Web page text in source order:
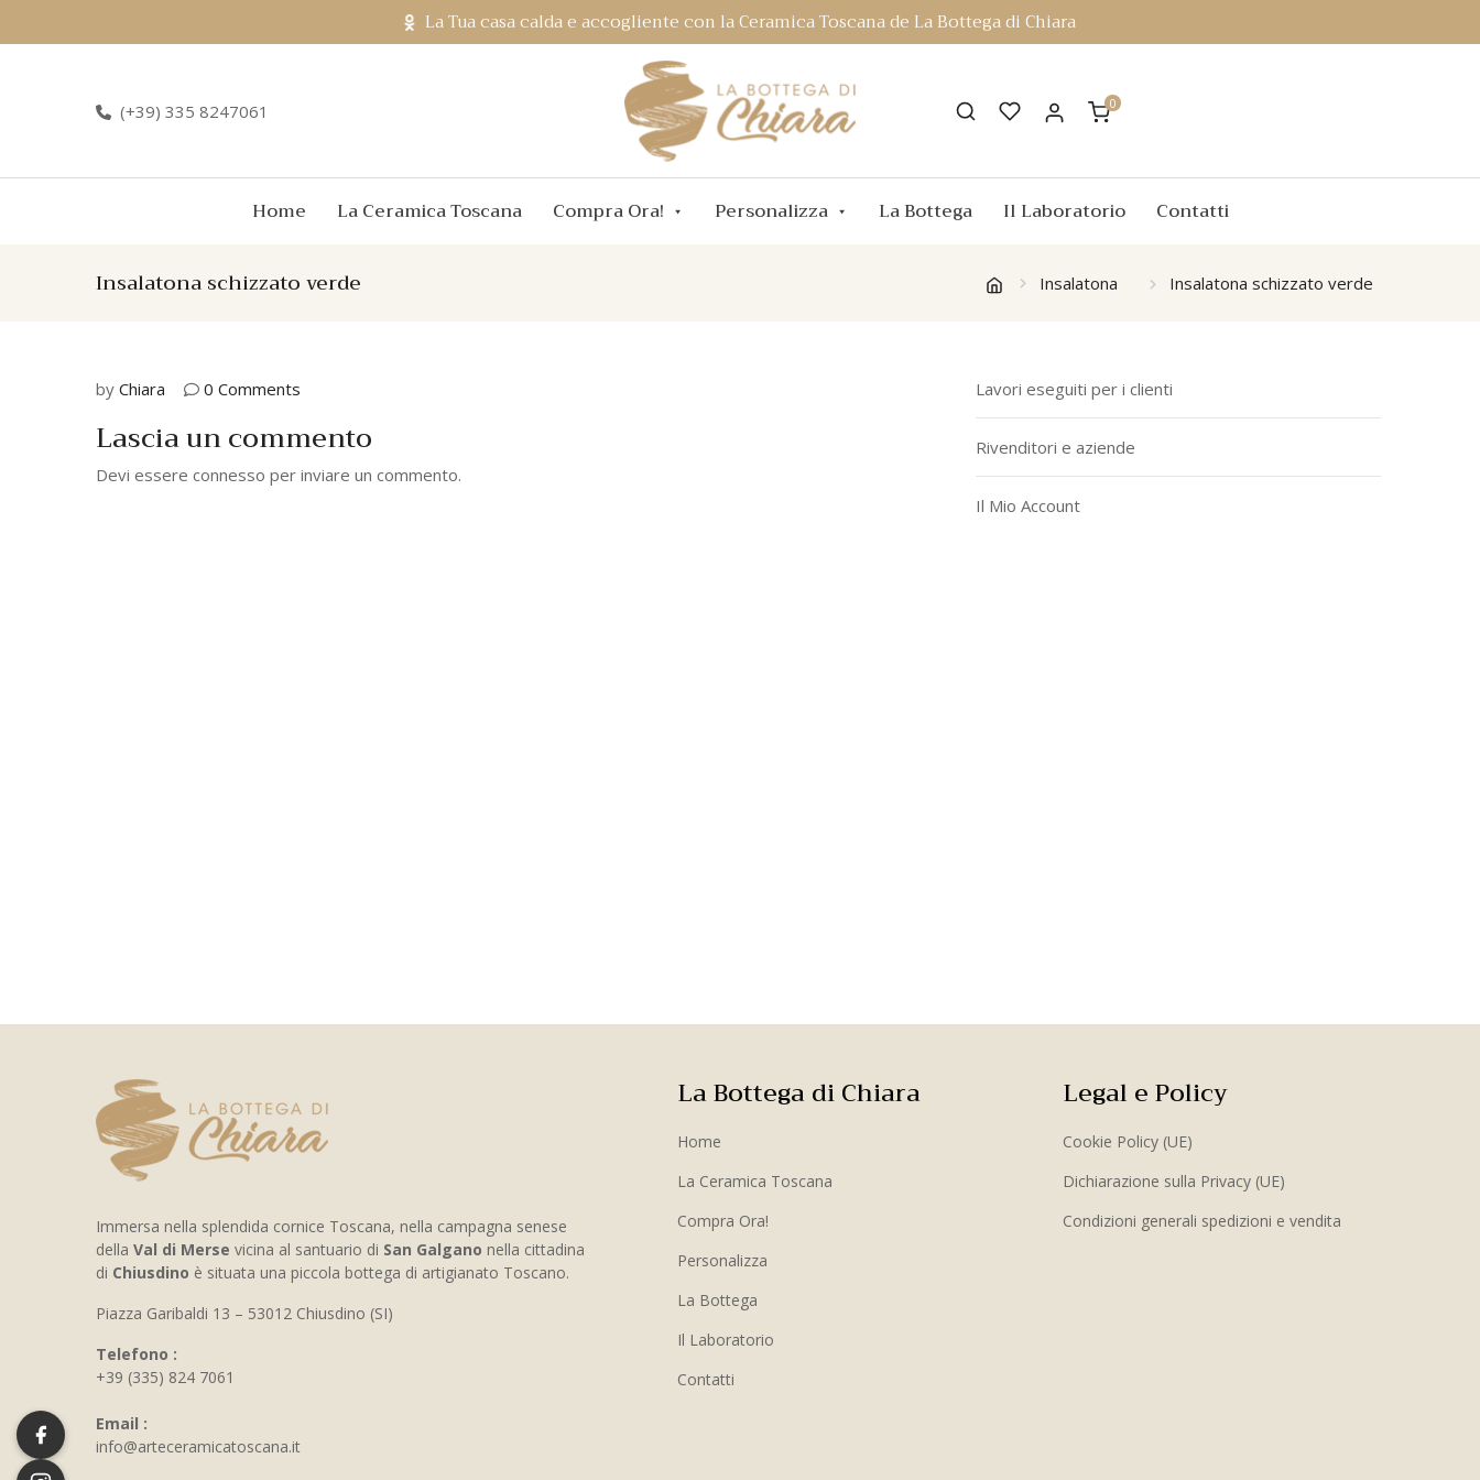
La Tua casa calda e accogliente con la Ceramica Toscana de La Bottega di Chiara
(+39) 335 8247061 0
Home La Ceramica Toscana Compra Ora! Personalizza La Bottega Il Laboratorio Contatti
Insalatona schizzato verde Insalatona Insalatona schizzato verde
by Chiara 0 Comments
Lascia un commento
Devi essere connesso per inviare un commento.
Lavori eseguiti per i clienti
Rivenditori e aziende
Il Mio Account
Immersa nella splendida cornice Toscana, nella campagna senese
della Val di Merse vicina al santuario di San Galgano nella cittadina
di Chiusdino è situata una piccola bottega di artigianato Toscano.
Piazza Garibaldi 13 – 53012 Chiusdino (SI)
Telefono :
+39 (335) 824 7061
Email :
info@arteceramicatoscana.it
La Bottega di Chiara
Home
La Ceramica Toscana
Compra Ora!
Personalizza
La Bottega
Il Laboratorio
Contatti
Legal e Policy
Cookie Policy (UE)
Dichiarazione sulla Privacy (UE)
Condizioni generali spedizioni e vendita